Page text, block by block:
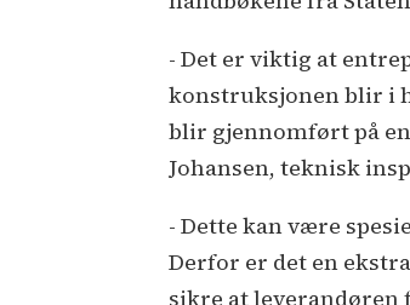
- Det er viktig at
konstruksjonen blir i
blir gjennomført på
Johansen, teknisk
- Dette kan være
Derfor er det en
sikre at leverandøren